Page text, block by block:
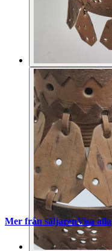
Mer från säljarenVisa alla